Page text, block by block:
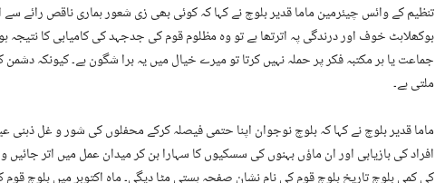
تنظیم کے وائس چیئرمین ماما قدیر بلوچ نے کہا کہ کوئی بھی زی شعور ہماری ناقص رائے
بوکھلاہٹ خوف اور درندگی پہ اترتھا ہے تو وہ مظلوم قوم کی جدجہد کی کامیابی کا
جماعت یا ہر مکتبہ فکر پر حملہ نہیں کرتا تو میرے خیال میں یہ برا شگون ہے۔ کیونکہ
ملتی ہے۔
ماما قدیر بلوچ نے کہا کہ بلوچ نوجوان اپنا حتمی فیصلہ کرکے محفلوں کی شور و غل ذہنی
افراد کی بازیابی اور ان ماؤں بہنوں کی سسکیوں کا سہارا بن کر میدان عمل میں اتر جائیں